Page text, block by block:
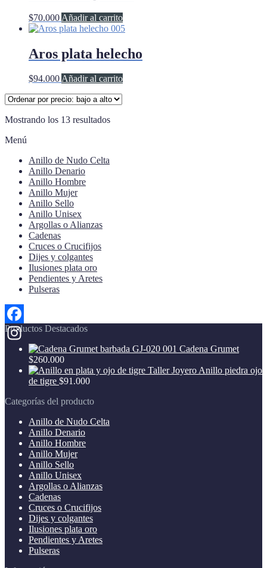
$70.000 Añadir al carrito
Aros plata helecho
$94.000Añadir al carrito
Mostrando los 13 resultadosOrdenado
Menú
Anillo de Nudo Celta
Anillo Denario
Anillo Hombre
Anillo Mujer
Anillo Sello
Anillo Unisex
Argollas o Alianzas
Cadenas
Cruces o Crucifijos
Dijes y colgantes
Ilusiones plata oro
Pendientes y Aretes
Pulseras
Facebook
Instagram
Productos Destacados
Cadena Grumet
$260.000
Anillo piedra ojo
de tigre $91.000
Categorías del producto
Anillo de Nudo Celta
Anillo Denario
Anillo Hombre
Anillo Mujer
Anillo Sello
Anillo Unisex
Argollas o Alianzas
Cadenas
Cruces o Crucifijos
Dijes y colgantes
Ilusiones plata oro
Pendientes y Aretes
Pulseras